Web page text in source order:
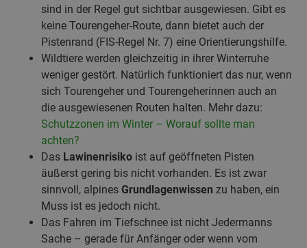
sind in der Regel gut sichtbar ausgewiesen. Gibt es
keine Tourengeher-Route, dann bietet auch der
Pistenrand (FIS-Regel Nr. 7) eine Orientierungshilfe.
Wildtiere werden gleichzeitig in ihrer Winterruhe
weniger gestört. Natürlich funktioniert das nur, wenn
sich Tourengeher und Tourengeherinnen auch an
die ausgewiesenen Routen halten. Mehr dazu:
Schutzzonen im Winter – Worauf sollte man
achten?
Das Lawinenrisiko ist auf geöffneten Pisten
äußerst gering bis nicht vorhanden. Es ist zwar
sinnvoll, alpines Grundlagenwissen zu haben, ein
Muss ist es jedoch nicht.
Das Fahren im Tiefschnee ist nicht Jedermanns
Sache – gerade für Anfänger oder wenn vom